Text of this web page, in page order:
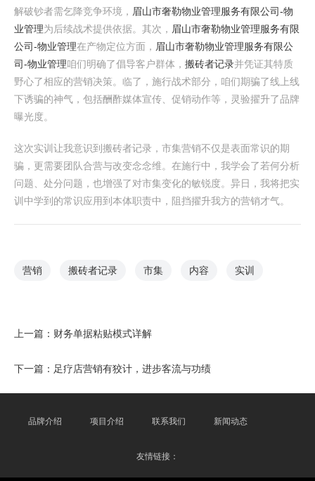
解破钞者需乞降竞争环境， 眉山市奢勒物业管理服务有限公司-物
业管理为后续战术提供依据。其次， 眉山市奢勒物业管理服务有限
公司-物业管理在产物定位方面， 眉山市奢勒物业管理服务有限公
司-物业管理咱们明确了倡导客户群体， 搬砖者记录并凭证其特质
野心了相应的营销决策。临了，施行战术部分，咱们期骗了线上线
下诱骗的神气，包括酬酢媒体宣传、促销动作等，灵验擢升了品牌
曝光度。
这次实训让我意识到搬砖者记录，市集营销不仅是表面常识的期
骗，更需要团队合营与改变念念维。在施行中，我学会了若何分析
问题、处分问题，也增强了对市集变化的敏锐度。异日，我将把实
训中学到的常识应用到本体职责中，阻挡擢升我方的营销才气。
营销 搬砖者记录 市集 内容 实训
上一篇： 财务单据粘贴模式详解
下一篇： 足疗店营销有狡计，进步客流与功绩
品牌介绍 项目介绍 联系我们 新闻动态
友情链接：